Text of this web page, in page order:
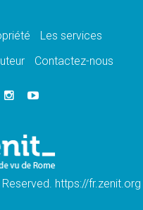
nationale
par l'empathie» estime
ne s'achète pas avec
Les services
Contactez-nous
https://fr.zenit.org